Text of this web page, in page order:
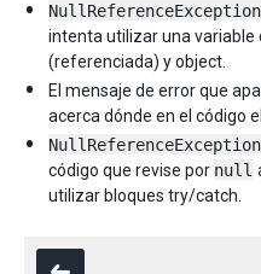
NullReferenceException
intenta utilizar una variable
(referenciada) y object.
El mensaje de error que
acerca dónde en el código
NullReferenceException
código que revise por null
utilizar bloques try/catch.